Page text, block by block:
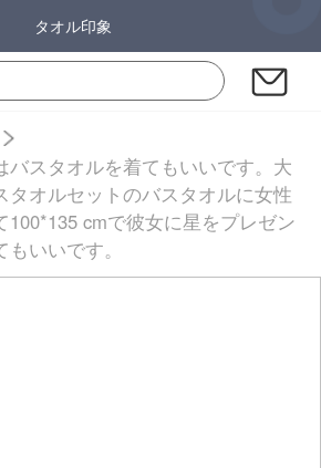
タオル印象
バスタオルを着てもいいです。大
タオルセットのバスタオルに女性
100*135 cmで彼女に星をプレゼン
いいです。